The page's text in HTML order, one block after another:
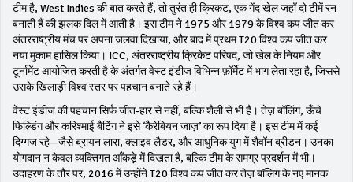
टीम है, West Indies की बात करते हैं, तो तुरंत हीक्रिकट, एक गेंद खेल जहाँ दो टीमें रन
बनाती हैंकी झलक दिल में आती है। इस टीम ने 1975 और 1979 के विश्व कप जीत कर
अंतरराष्ट्रीय मंच पर अपना जलवा दिखाया, और बाद में प्रथम T20 विश्व कप जीत कर
नया मुकाम हासिल किया। ICC, अंतरराष्ट्रीय क्रिकेट परिषद, जो खेल के नियम और
टूर्नामेंट आयोजित करती हैके अंतर्गत वेस्ट इंडीज विभिन्न फ़ॉर्मेट में भाग लेता रहा है, जिससे
उसके खिलाड़ी विश्व स्तर पर पहचान बनाते रहे हैं।
वेस्ट इंडीज की पहचान सिर्फ जीत‑हार से नहीं, बल्कि शैली से भी है। तेज़ बॉलिंग, ऊँचे
फिल्डिंग और करिश्माई बैटिंग ने इसे ‘कैरेबियन जाज़’ का रूप दिया है। इस टीम में कई
दिग्गज रहे—जैसे ब्रायन लारा, क्लाइव लैडर, और आधुनिक युग में शैवॉन ब्रीडन। उनका
योगदान न केवल व्यक्तिगत आँकड़े में दिखता है, बल्कि टीम के समग्र प्रदर्शन में भी।
उदाहरण के तौर पर, 2016 में उन्होंने T20 विश्व कप जीत कर तेज़ बॉलिंग के नए मानक